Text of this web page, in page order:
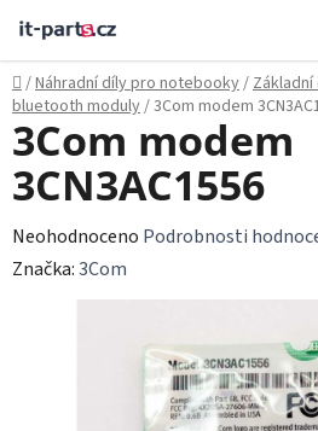
obsah
Domů
/Náhradní díly pro notebooky/
bluetooth moduly/3Com modem
3Com modem
3CN3AC1556
Průměrné
hodnocení
produktu
Neohodnoceno Podrobnosti
Značka:3Com